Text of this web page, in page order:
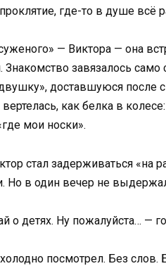
где-то в душе всё
— Виктора — она
Знакомство завязалось
доставшуюся после
вертелась, как белка в
мои носки».
стал задерживаться «на
Но в один вечер не
о детях. Ну пожалуйста… —
посмотрел. Без слов.